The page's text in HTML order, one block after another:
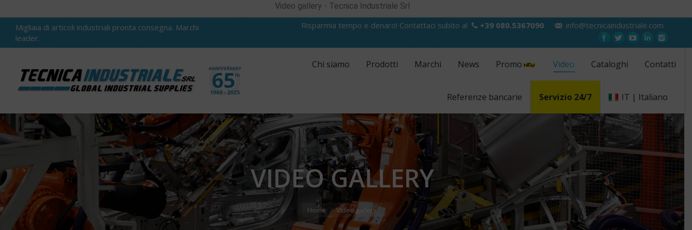
Video gallery - Tecnica Industriale Srl
Migliaia di articoli industriali pronta consegna. Marchi
leader.
Risparmia tempo e denaro! Contattaci subito al +39 080.5367090 info@tecnicaindustriale.com
Chi siamo Prodotti Marchi News Promo Video Cataloghi Contatti
Referenze bancarie Servizio 24/7 IT | Italiano
VIDEO GALLERY
You are here:
Home Video gallery